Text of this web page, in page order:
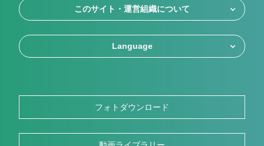
このサイト・運営組織について
Language
フォトダウンロード